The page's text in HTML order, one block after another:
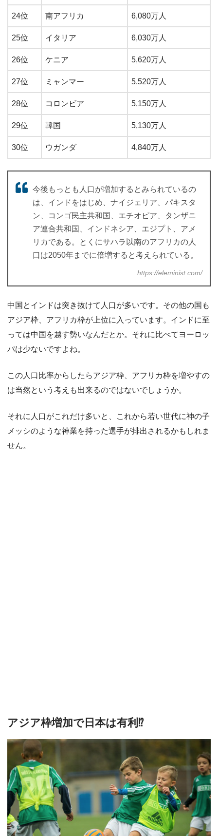
24位 南アフリカ 6,080万人
25位 イタリア 6,030万人
26位 ケニア 5,620万人
27位 ミャンマー 5,520万人
28位 コロンビア 5,150万人
29位 韓国 5,130万人
30位 ウガンダ 4,840万人
今後もっとも人口が増加するとみられているの
は、インドをはじめ、ナイジェリア、パキスタ
ン、コンゴ民主共和国、エチオピア、タンザニ
ア連合共和国、インドネシア、エジプト、アメ
リカである。とくにサハラ以南のアフリカの人
口は2050年までに倍増すると考えられている。
https://eleminist.com/
中国とインドは突き抜けて人口が多いです。その他の国も
アジア枠、アフリカ枠が上位に入っています。インドに至
っては中国を越す勢いなんだとか。それに比べてヨーロッ
パは少ないですよね。
この人口比率からしたらアジア枠、アフリカ枠を増やすの
は当然という考えも出来るのではないでしょうか。
それに人口がこれだけ多いと、これから若い世代に神の子
メッシのような神業を持った選手が排出されるかもしれま
せん。
アジア枠増加で日本は有利⁉︎